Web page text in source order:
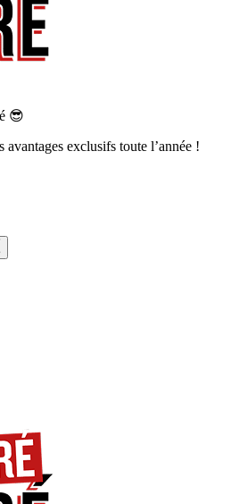
😎
exclusifs toute l’année !